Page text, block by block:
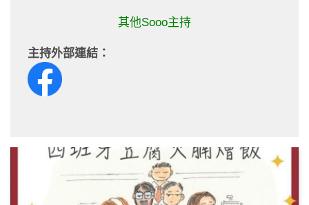
其他Sooo主持
主持外部連結：